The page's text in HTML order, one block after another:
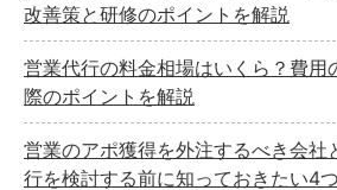
改善策と研修のポイントを解説
営業代行の料金相場はいくら？費用
際のポイントを解説
営業のアポ獲得を外注するべき会社
行を検討する前に知っておきたい4